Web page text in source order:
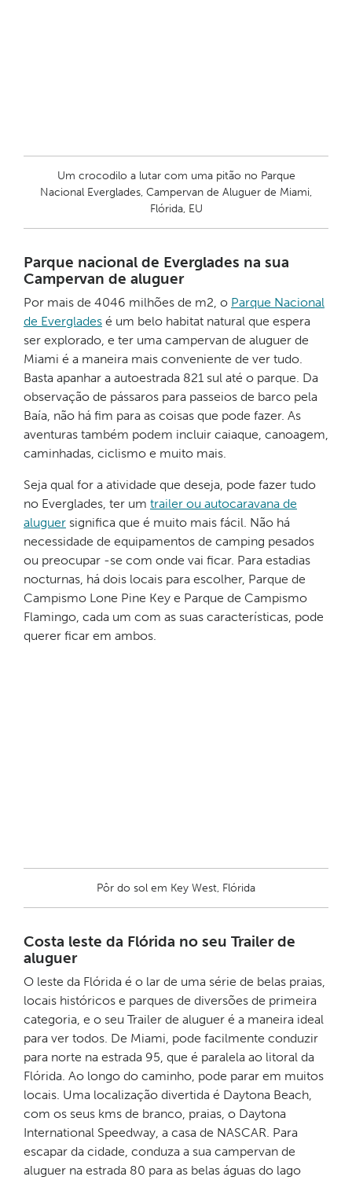
Um crocodilo a lutar com uma pitão no Parque
Nacional Everglades, Campervan de Aluguer de Miami,
Flórida, EU
Parque nacional de Everglades na sua
Campervan de aluguer
Por mais de 4046 milhões de m2, o Parque Nacional
de Everglades é um belo habitat natural que espera
ser explorado, e ter uma campervan de aluguer de
Miami é a maneira mais conveniente de ver tudo.
Basta apanhar a autoestrada 821 sul até o parque. Da
observação de pássaros para passeios de barco pela
Baía, não há fim para as coisas que pode fazer. As
aventuras também podem incluir caiaque, canoagem,
caminhadas, ciclismo e muito mais.
Seja qual for a atividade que deseja, pode fazer tudo
no Everglades, ter um trailer ou autocaravana de
aluguer significa que é muito mais fácil. Não há
necessidade de equipamentos de camping pesados
ou preocupar -se com onde vai ficar. Para estadias
nocturnas, há dois locais para escolher, Parque de
Campismo Lone Pine Key e Parque de Campismo
Flamingo, cada um com as suas características, pode
querer ficar em ambos.
Pôr do sol em Key West, Flórida
Costa leste da Flórida no seu Trailer de
aluguer
O leste da Flórida é o lar de uma série de belas praias,
locais históricos e parques de diversões de primeira
categoria, e o seu Trailer de aluguer é a maneira ideal
para ver todos. De Miami, pode facilmente conduzir
para norte na estrada 95, que é paralela ao litoral da
Flórida. Ao longo do caminho, pode parar em muitos
locais. Uma localização divertida é Daytona Beach,
com os seus kms de branco, praias, o Daytona
International Speedway, a casa de NASCAR. Para
escapar da cidade, conduza a sua campervan de
aluguer na estrada 80 para as belas águas do lago